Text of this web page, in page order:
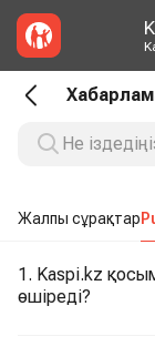
Жалпы сұрақтар
1. Kaspi.kz
өшіреді?